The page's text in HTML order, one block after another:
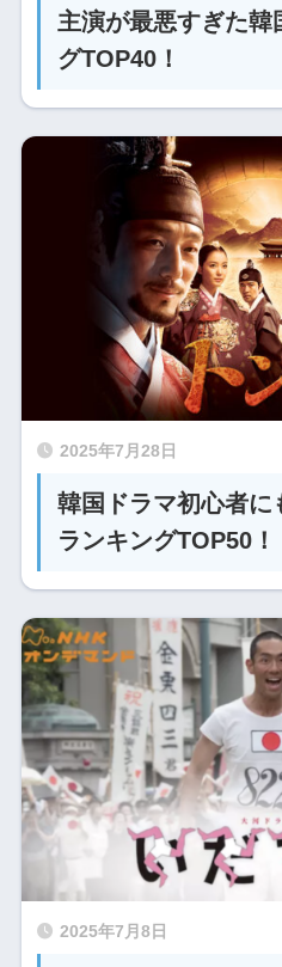
主演が最悪すぎた韓
グTOP40！
2025年7月28日
韓国ドラマ初心者に
ランキングTOP50！
2025年7月8日